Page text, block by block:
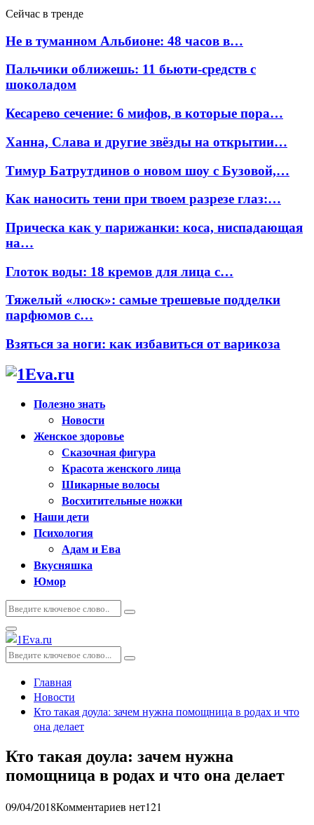
Сейчас в тренде
Не в туманном Альбионе: 48 часов в…
Пальчики оближешь: 11 бьюти-средств с
шоколадом
Кесарево сечение: 6 мифов, в которые пора…
Ханна, Слава и другие звёзды на открытии…
Тимур Батрутдинов о новом шоу с Бузовой,…
Как наносить тени при твоем разрезе глаз:…
Прическа как у парижанки: коса, ниспадающая
на…
Глоток воды: 18 кремов для лица с…
Тяжелый «люск»: самые трешевые подделки
парфюмов с…
Взяться за ноги: как избавиться от варикоза
Полезно знать
Новости
Женское здоровье
Сказочная фигура
Красота женского лица
Шикарные волосы
Восхитительные ножки
Наши дети
Психология
Адам и Ева
Вкусняшка
Юмор
Искать:
Поиск
Основное
меню
Искать:
Поиск
Главная
Новости
Кто такая доула: зачем нужна помощница в родах и что
она делает
Кто такая доула: зачем нужна
помощница в родах и что она делает
09/04/2018Комментариев нет121